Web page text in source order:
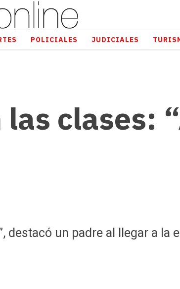
POLICIALES JUDICIALES
clases:
destacó un padre al llegar a la